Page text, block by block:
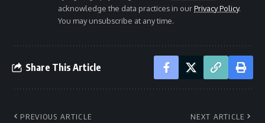
acknowledge the data practices in ourPrivacy Policy.
You may unsubscribe at any time.
Share This Article
PREVIOUS ARTICLE NEXT ARTICLE